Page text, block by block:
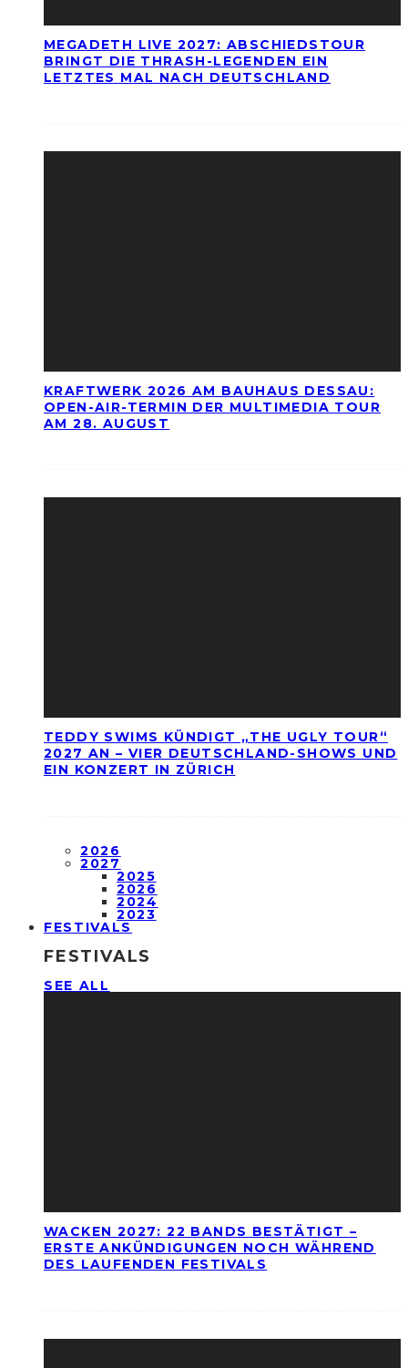
MEGADETH LIVE 2027: ABSCHIEDSTOUR
BRINGT DIE THRASH-LEGENDEN EIN
LETZTES MAL NACH DEUTSCHLAND
KRAFTWERK 2026 AM BAUHAUS DESSAU:
OPEN-AIR-TERMIN DER MULTIMEDIA TOUR
AM 28. AUGUST
TEDDY SWIMS KÜNDIGT „THE UGLY TOUR“
2027 AN – VIER DEUTSCHLAND-SHOWS UND
EIN KONZERT IN ZÜRICH
2026
2027
2025
2026
2024
2023
FESTIVALS
FESTIVALS
SEE ALL
WACKEN 2027: 22 BANDS BESTÄTIGT –
ERSTE ANKÜNDIGUNGEN NOCH WÄHREND
DES LAUFENDEN FESTIVALS